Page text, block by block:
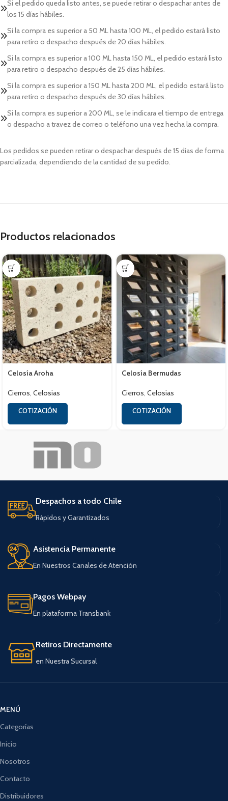
Si el pedido queda listo antes, se puede retirar o despachar antes de
los 15 días hábiles.
Si la compra es superior a 50 ML hasta 100 ML, el pedido estará listo
para retiro o despacho después de 20 días hábiles.
Si la compra es superior a 100 ML hasta 150 ML, el pedido estará listo
para retiro o despacho después de 25 días hábiles.
Si la compra es superior a 150 ML hasta 200 ML, el pedido estará listo
para retiro o despacho después de 30 días hábiles.
Si la compra es superior a 200 ML, se le indicara el tiempo de entrega
o despacho a travez de correo o teléfono una vez hecha la compra.
Los pedidos se pueden retirar o despachar después de 15 días de forma
parcializada, dependiendo de la cantidad de su pedido.
Productos relacionados
Celosía Aroha
Cierros, Celosias
COTIZACIÓN
Celosía Bermudas
Cierros, Celosias
COTIZACIÓN
Despachos a todo Chile
Rápidos y Garantizados
Asistencia Permanente
En Nuestros Canales de Atención
Pagos Webpay
En plataforma Transbank
Retiros Directamente
en Nuestra Sucursal
MENÚ
Categorías
Inicio
Nosotros
Contacto
Distribuidores